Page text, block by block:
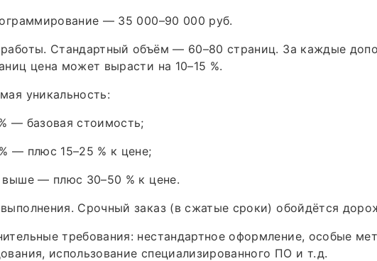
— 35 000–90 000 руб.
Стандартный объём — 60–80 страниц. За каждые
цена может вырасти на 10–15 %.
уникальность:
— базовая стоимость;
— плюс 15–25 % к цене;
выше — плюс 30–50 % к цене.
Срочный заказ (в сжатые сроки) обойдётся
требования: нестандартное оформление, особые
использование специализированного ПО и т. д.